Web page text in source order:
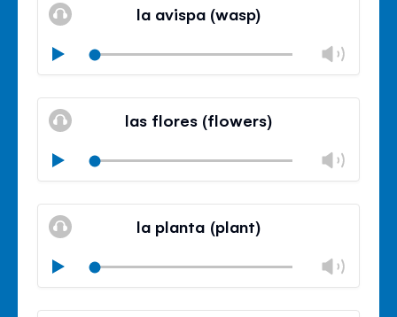
la avispa (wasp)
Play
Mute
Close
las flores (flowers)
Play
Mute
Close
la planta (plant)
Play
Mute
Close